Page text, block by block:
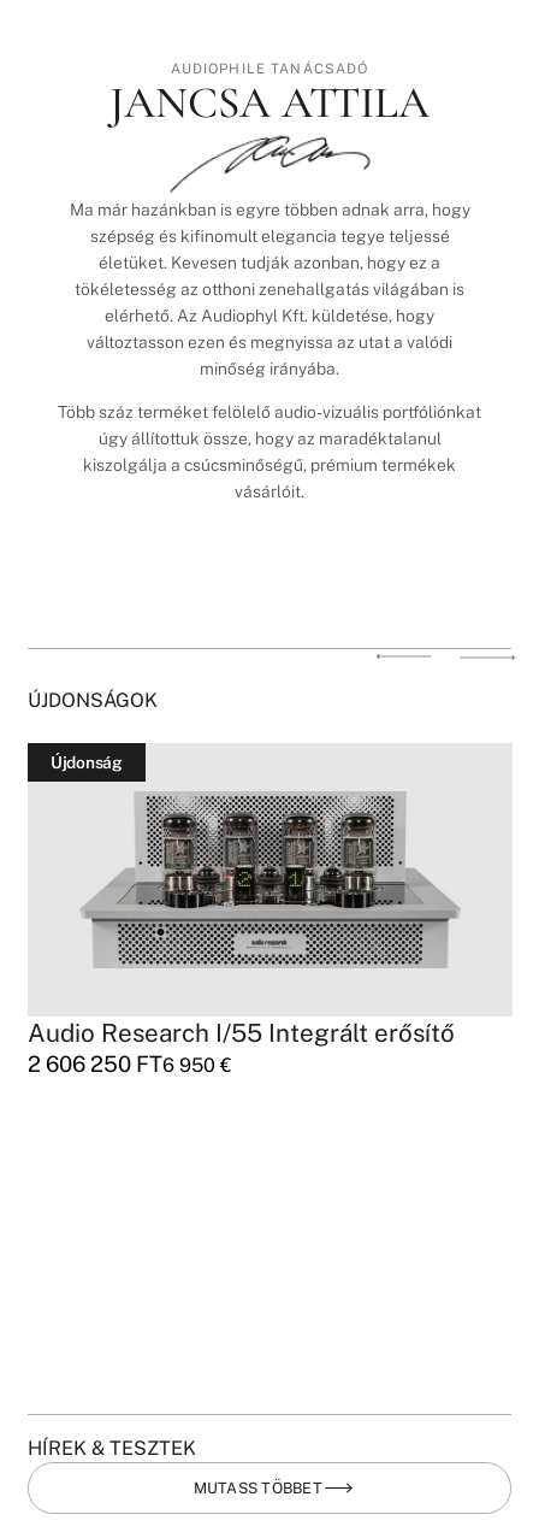
AUDIOPHILE TANÁCSADÓ
JANCSA ATTILA
Ma már hazánkban is egyre többen adnak arra, hogy
szépség és kifinomult elegancia tegye teljessé
életüket. Kevesen tudják azonban, hogy ez a
tökéletesség az otthoni zenehallgatás világában is
elérhető. Az Audiophyl Kft. küldetése, hogy
változtasson ezen és megnyissa az utat a valódi
minőség irányába.
Több száz terméket felölelő audio-vizuális portfóliónkat
úgy állítottuk össze, hogy az maradéktalanul
kiszolgálja a csúcsminőségű, prémium termékek
vásárlóit.
ÚJDONSÁGOK
Újdonság
Audio Research I/55 Integrált erősítő
2 606 250 FT6 950€
HÍREK & TESZTEK
MUTASS TÖBBET